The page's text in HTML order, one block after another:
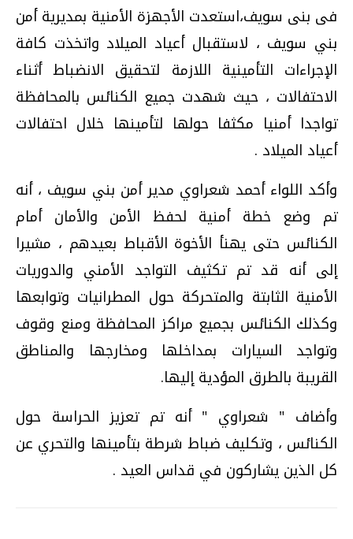
فى بنى سويف،استعدت الأجهزة الأمنية بمديرية أمن
بني سويف ، لاستقبال أعياد الميلاد واتخذت كافة
الإجراءات التأمينية اللازمة لتحقيق الانضباط أثناء
الاحتفالات ، حيث شهدت جميع الكنائس بالمحافظة
تواجدا أمنيا مكثفا حولها لتأمينها خلال احتفالات
أعياد الميلاد .
وأكد اللواء أحمد شعراوي مدير أمن بني سويف ، أنه
تم وضع خطة أمنية لحفظ الأمن والأمان أمام
الكنائس حتى يهنأ الأخوة الأقباط بعيدهم ، مشيرا
إلى أنه قد تم تكثيف التواجد الأمني والدوريات
الأمنية الثابتة والمتحركة حول المطرانيات وتوابعها
وكذلك الكنائس بجميع مراكز المحافظة ومنع وقوف
وتواجد السيارات بمداخلها ومخارجها والمناطق
القريبة بالطرق المؤدية إليها.
وأضاف " شعراوي " أنه تم تعزيز الحراسة حول
الكنائس ، وتكليف ضباط شرطة بتأمينها والتحري عن
كل الذين يشاركون في قداس العيد .